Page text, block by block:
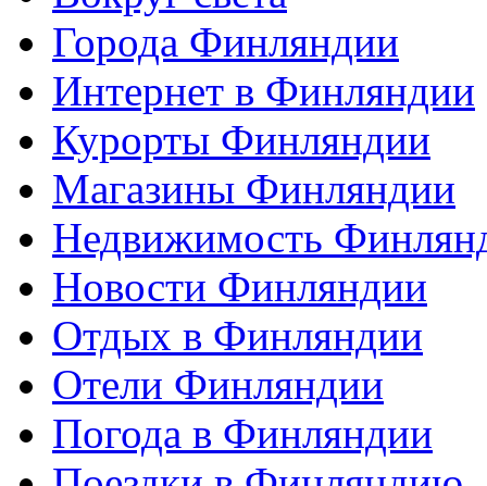
Города Финляндии
Интернет в Финляндии
Курорты Финляндии
Магазины Финляндии
Недвижимость
Новости Финляндии
Отдых в Финляндии
Отели Финляндии
Погода в Финляндии